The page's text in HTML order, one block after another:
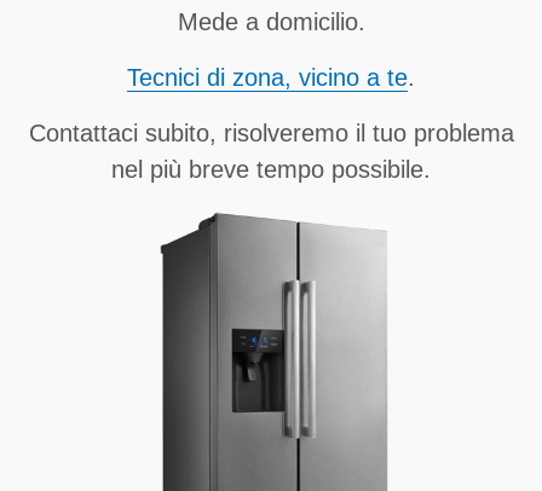
Mede a domicilio.
Tecnici di zona, vicino a te.
Contattaci subito, risolveremo il tuo problema
nel più breve tempo possibile.